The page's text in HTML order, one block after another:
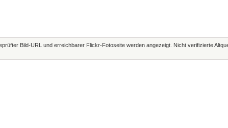
Bild-URL und erreichbarer Flickr-Fotoseite werden angezeigt. Nicht verifizierte